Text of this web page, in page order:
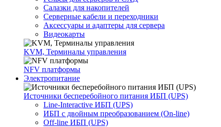
Салазки для накопителей
Серверные кабели и переходники
Аксессуары и адаптеры для сервера
Видеокарты
KVM, Терминалы управления
NFV платформы
Электропитание
Источники бесперебойного питания ИБП (UPS)
Line-Interactive ИБП (UPS)
ИБП с двойным преобразованием (On-line)
Off-line ИБП (UPS)